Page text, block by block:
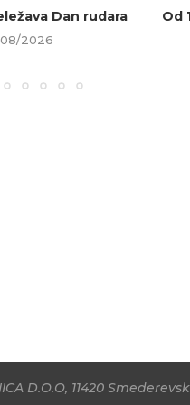
Dan rudara
2026
Od
D.O.O, 11420